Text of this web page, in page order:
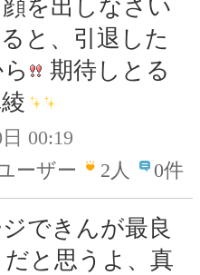
を出しなさい
と、引退した
期待しとる
00:19
ーザー
2人 0件
できんが最良
と思うよ、真